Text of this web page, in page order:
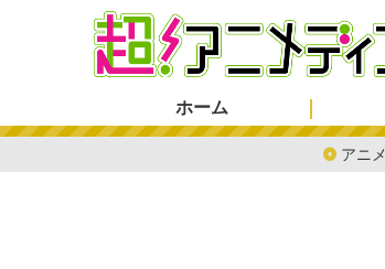
ホーム
アニメ